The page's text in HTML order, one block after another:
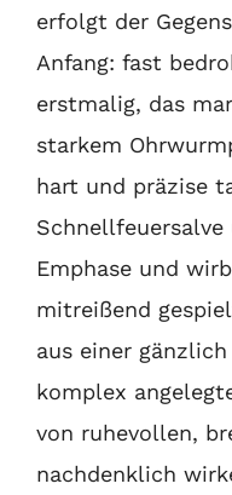
erfolgt der
Anfang: fast
erstmalig, das
starkem
hart und präzise
Emphase und
mitreißend
aus einer
komplex
von ruhevollen,
nachdenklich